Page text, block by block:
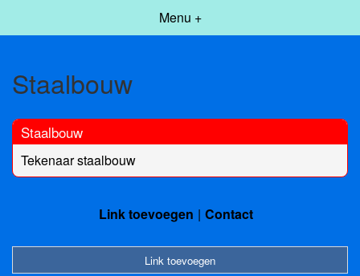
Menu +
Staalbouw
Staalbouw
Tekenaar staalbouw
Link toevoegen Contact
Link toevoegen